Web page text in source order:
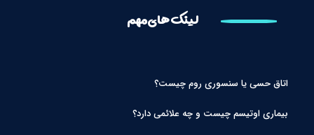
لینک های مهم
اتاق حسی یا سنسوری روم چیست؟
بیماری اوتیسم چیست و چه علائمی دارد؟